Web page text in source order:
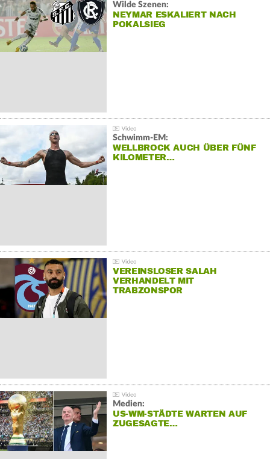
Wilde Szenen:
NEYMAR ESKALIERT NACH
POKALSIEG
Schwimm-EM:
WELLBROCK AUCH ÜBER FÜNF
KILOMETER…
VEREINSLOSER SALAH
VERHANDELT MIT
TRABZONSPOR
Medien:
US-WM-STÄDTE WARTEN AUF
ZUGESAGTE…